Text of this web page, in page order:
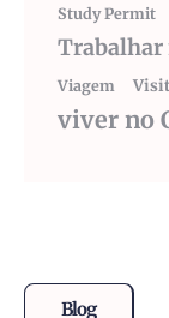
Study Permit
Trabalhar
Viagem
viver no
Blog